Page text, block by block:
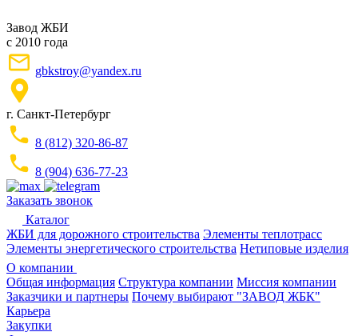
Завод ЖБИ
с 2010 года
gbkstroy@yandex.ru
г. Санкт-Петербург
8 (812) 320-86-87
8 (904) 636-77-23
Заказать звонок
Каталог
ЖБИ для дорожного строительства Элементы теплотрасс
Элементы энергетического строительства Нетиповые изделия
О компании
Общая информация Структура компании Миссия компании
Заказчики и партнеры Почему выбирают "ЗАВОД ЖБК"
Карьера
Закупки